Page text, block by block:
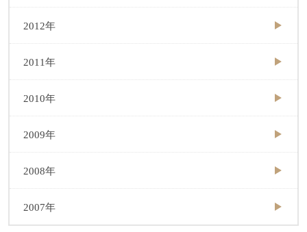
2012年
2011年
2010年
2009年
2008年
2007年